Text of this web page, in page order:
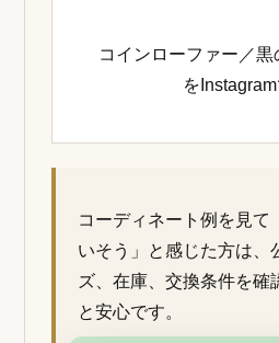
コインローファー／黒
を
コーディネート例を見て
いそう」と感じた方は、
ズ、在庫、交換条件を確
と安心です。